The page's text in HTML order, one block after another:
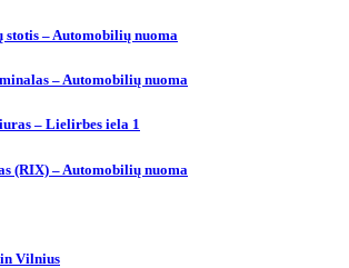
stotis – Automobilių nuoma
– Automobilių nuoma
– Lielirbes iela 1
(RIX) – Automobilių nuoma
Vilnіus